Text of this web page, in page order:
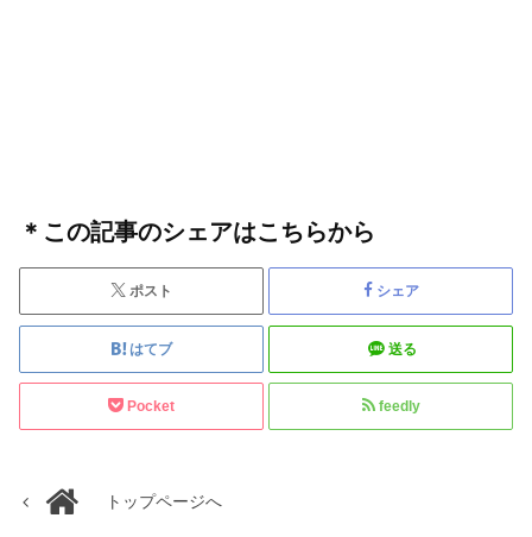
＊この記事のシェアはこちらから
ポスト シェア
はてブ 送る
Pocket feedly
トップページへ